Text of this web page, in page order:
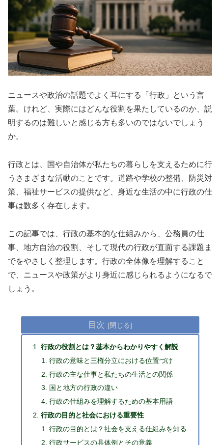
ニュースや政治の話題でよく耳にする「行政」という言
葉。けれど、実際にはどんな役割を果たしているのか、説
明するのは難しいと感じる方も多いのではないでしょう
か。
行政とは、国や自治体が私たちの暮らしを支えるために行
うさまざまな活動のことです。道路や学校の整備、防災対
策、福祉サービスの提供など、身近な生活の中に行政の仕
事は数多く存在します。
この記事では、行政の基本的な仕組みから、公務員の仕
事、地方自治の役割、そして現代の行政が直面する課題ま
でをやさしく整理します。行政の全体像を理解すること
で、ニュースや政策がより身近に感じられるようになるで
しょう。
目次
行政の役割とは？基本からわかりやすく解説
行政の意味と三権分立における位置づけ
行政の主な仕事と私たちの生活との関係
国と地方の行政の違い
行政の仕組みを理解するための基本用語
行政の目的と社会における重要性
行政の目的とは？社会を支える仕組みを知る
行政サービスの具体例とその意義